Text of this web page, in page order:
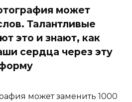
может
Талантливые
это и знают, как
сердца через эту
может заменить 1000